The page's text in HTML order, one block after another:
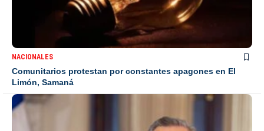
NACIONALES
Comunitarios protestan por constantes apagones en El
Limón, Samaná